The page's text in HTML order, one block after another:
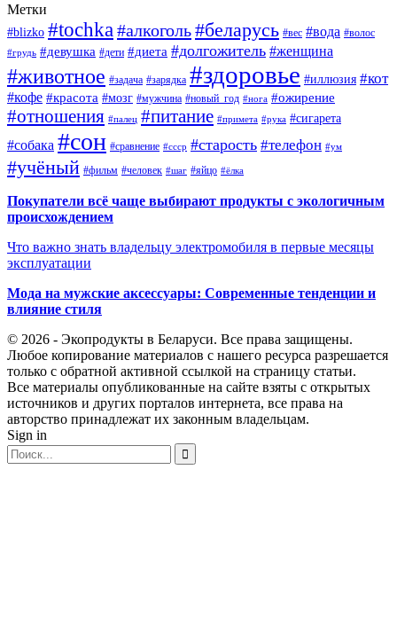
Метки
#blizko #tochka #алкоголь#беларусь #вес #вода #волос
#грудь #девушка #дети #диета #долгожитель #женщина
#животное #задача #зарядка #здоровье #иллюзия #кот
#кофе #красота #мозг #мужчина #новый_год #нога #ожирение
#отношения #палец #питание #примета #рука #сигарета
#собака #сон #сравнение #ссср #старость #телефон #ум
#учёный #фильм #человек #шаг #яйцо #ёлка
Покупатели всё чаще выбирают продукты с экологичным
происхождением
Что важно знать владельцу электромобиля в первые месяцы
эксплуатации
Мода на мужские аксессуары: Современные тенденции и
влияние стиля
© 2026 - Экопродукты в Беларуси. Все права защищены.
Любое копирование материалов с нашего ресурса разрешается
только с обратной активной ссылкой на страницу статьи.
Все материалы опубликованные на сайте взяты с открытых
источников и других порталов интернета, все права на
авторство принадлежат их законным владельцам.
Sign in